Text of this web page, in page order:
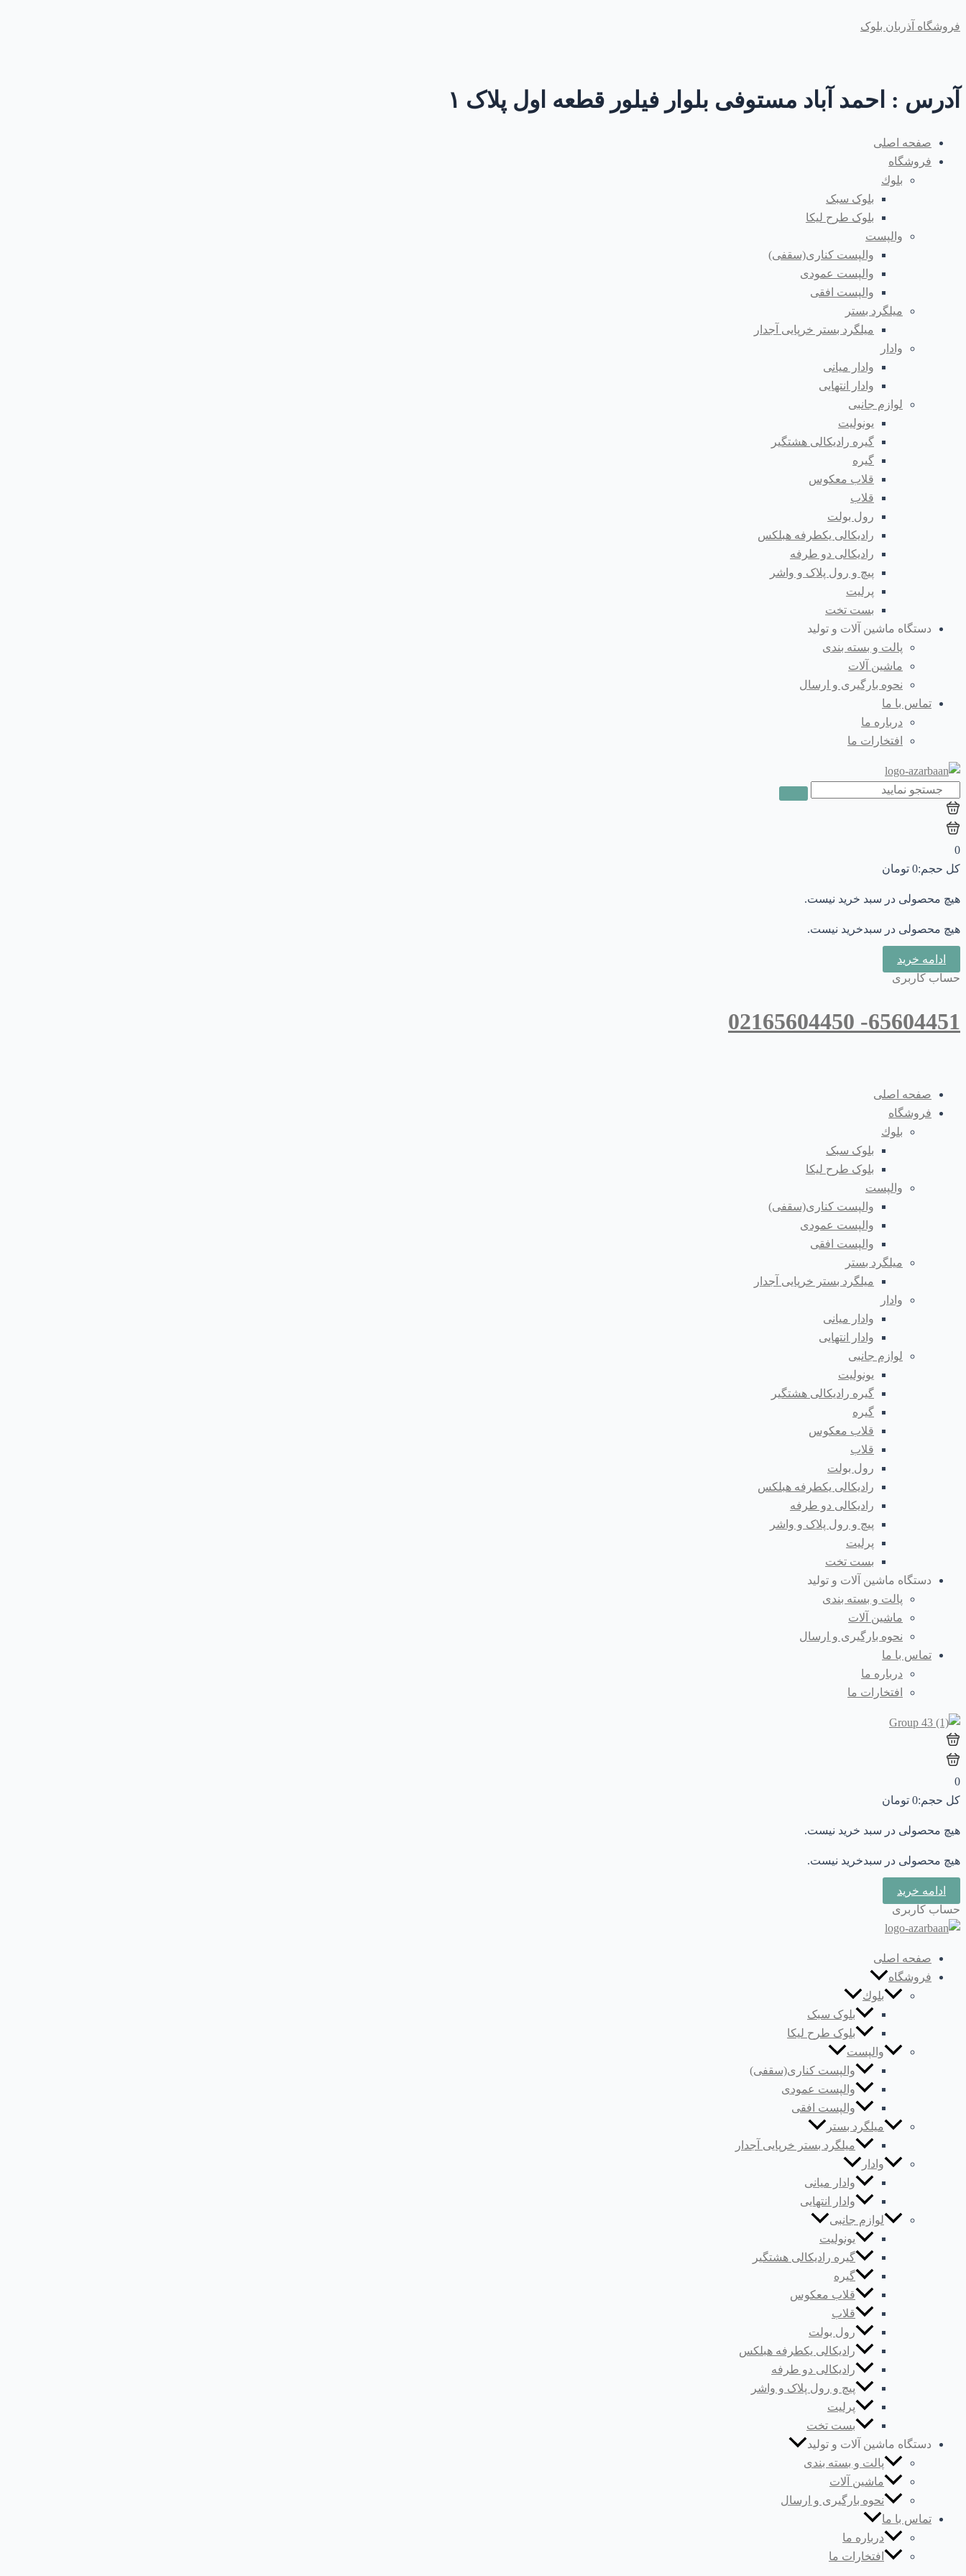
به
فروشگاه آذربان بلوک
آدرس : احمد آباد مستوفی بلوار فیلور قطعه اول پلاک ۱
Menu
صفحه اصلی
فروشگاه
بلوك
بلوک سبک
بلوک طرح لیکا
والپست
والپست کناری(سقفی)
والپست عمودی
والپست افقی
میلگرد بستر
میلگرد بستر خرپایی آجدار
وادار
وادار میانی
وادار انتهایی
لوازم جانبی
یونولیت
گیره رادیکالی هشتگیر
گیره
قلاب معکوس
قلاب
رول بولت
رادیکالی یکطرفه هبلکس
رادیکالی دو طرفه
پیچ و رول پلاک و واشر
پرلیت
بست تخت
دستگاه ماشین آلات و تولید
پالت و بسته بندی
ماشین آلات
نحوه بارگیری و ارسال
تماس با ما
درباره ما
افتخارات ما
0
کل حجم:0 تومان
هیچ محصولی در سبد خرید نیست.
هیچ محصولی در سبدخرید نیست.
ادامه خرید
حساب کاربری
65604451- 02165604450
Menu
صفحه اصلی
فروشگاه
بلوك
بلوک سبک
بلوک طرح لیکا
والپست
والپست کناری(سقفی)
والپست عمودی
والپست افقی
میلگرد بستر
میلگرد بستر خرپایی آجدار
وادار
وادار میانی
وادار انتهایی
لوازم جانبی
یونولیت
گیره رادیکالی هشتگیر
گیره
قلاب معکوس
قلاب
رول بولت
رادیکالی یکطرفه هبلکس
رادیکالی دو طرفه
پیچ و رول پلاک و واشر
پرلیت
بست تخت
دستگاه ماشین آلات و تولید
پالت و بسته بندی
ماشین آلات
نحوه بارگیری و ارسال
تماس با ما
درباره ما
افتخارات ما
0
کل حجم:0 تومان
هیچ محصولی در سبد خرید نیست.
هیچ محصولی در سبدخرید نیست.
ادامه خرید
حساب کاربری
صفحه اصلی
فروشگاه
بلوك
بلوک سبک
بلوک طرح لیکا
والپست
والپست کناری(سقفی)
والپست عمودی
والپست افقی
میلگرد بستر
میلگرد بستر خرپایی آجدار
وادار
وادار میانی
وادار انتهایی
لوازم جانبی
یونولیت
گیره رادیکالی هشتگیر
گیره
قلاب معکوس
قلاب
رول بولت
رادیکالی یکطرفه هبلکس
رادیکالی دو طرفه
پیچ و رول پلاک و واشر
پرلیت
بست تخت
دستگاه ماشین آلات و تولید
پالت و بسته بندی
ماشین آلات
نحوه بارگیری و ارسال
تماس با ما
درباره ما
افتخارات ما
بنویسید...